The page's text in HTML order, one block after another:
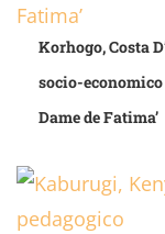
Korhogo, Costa
socio-
Dame de Fatima’